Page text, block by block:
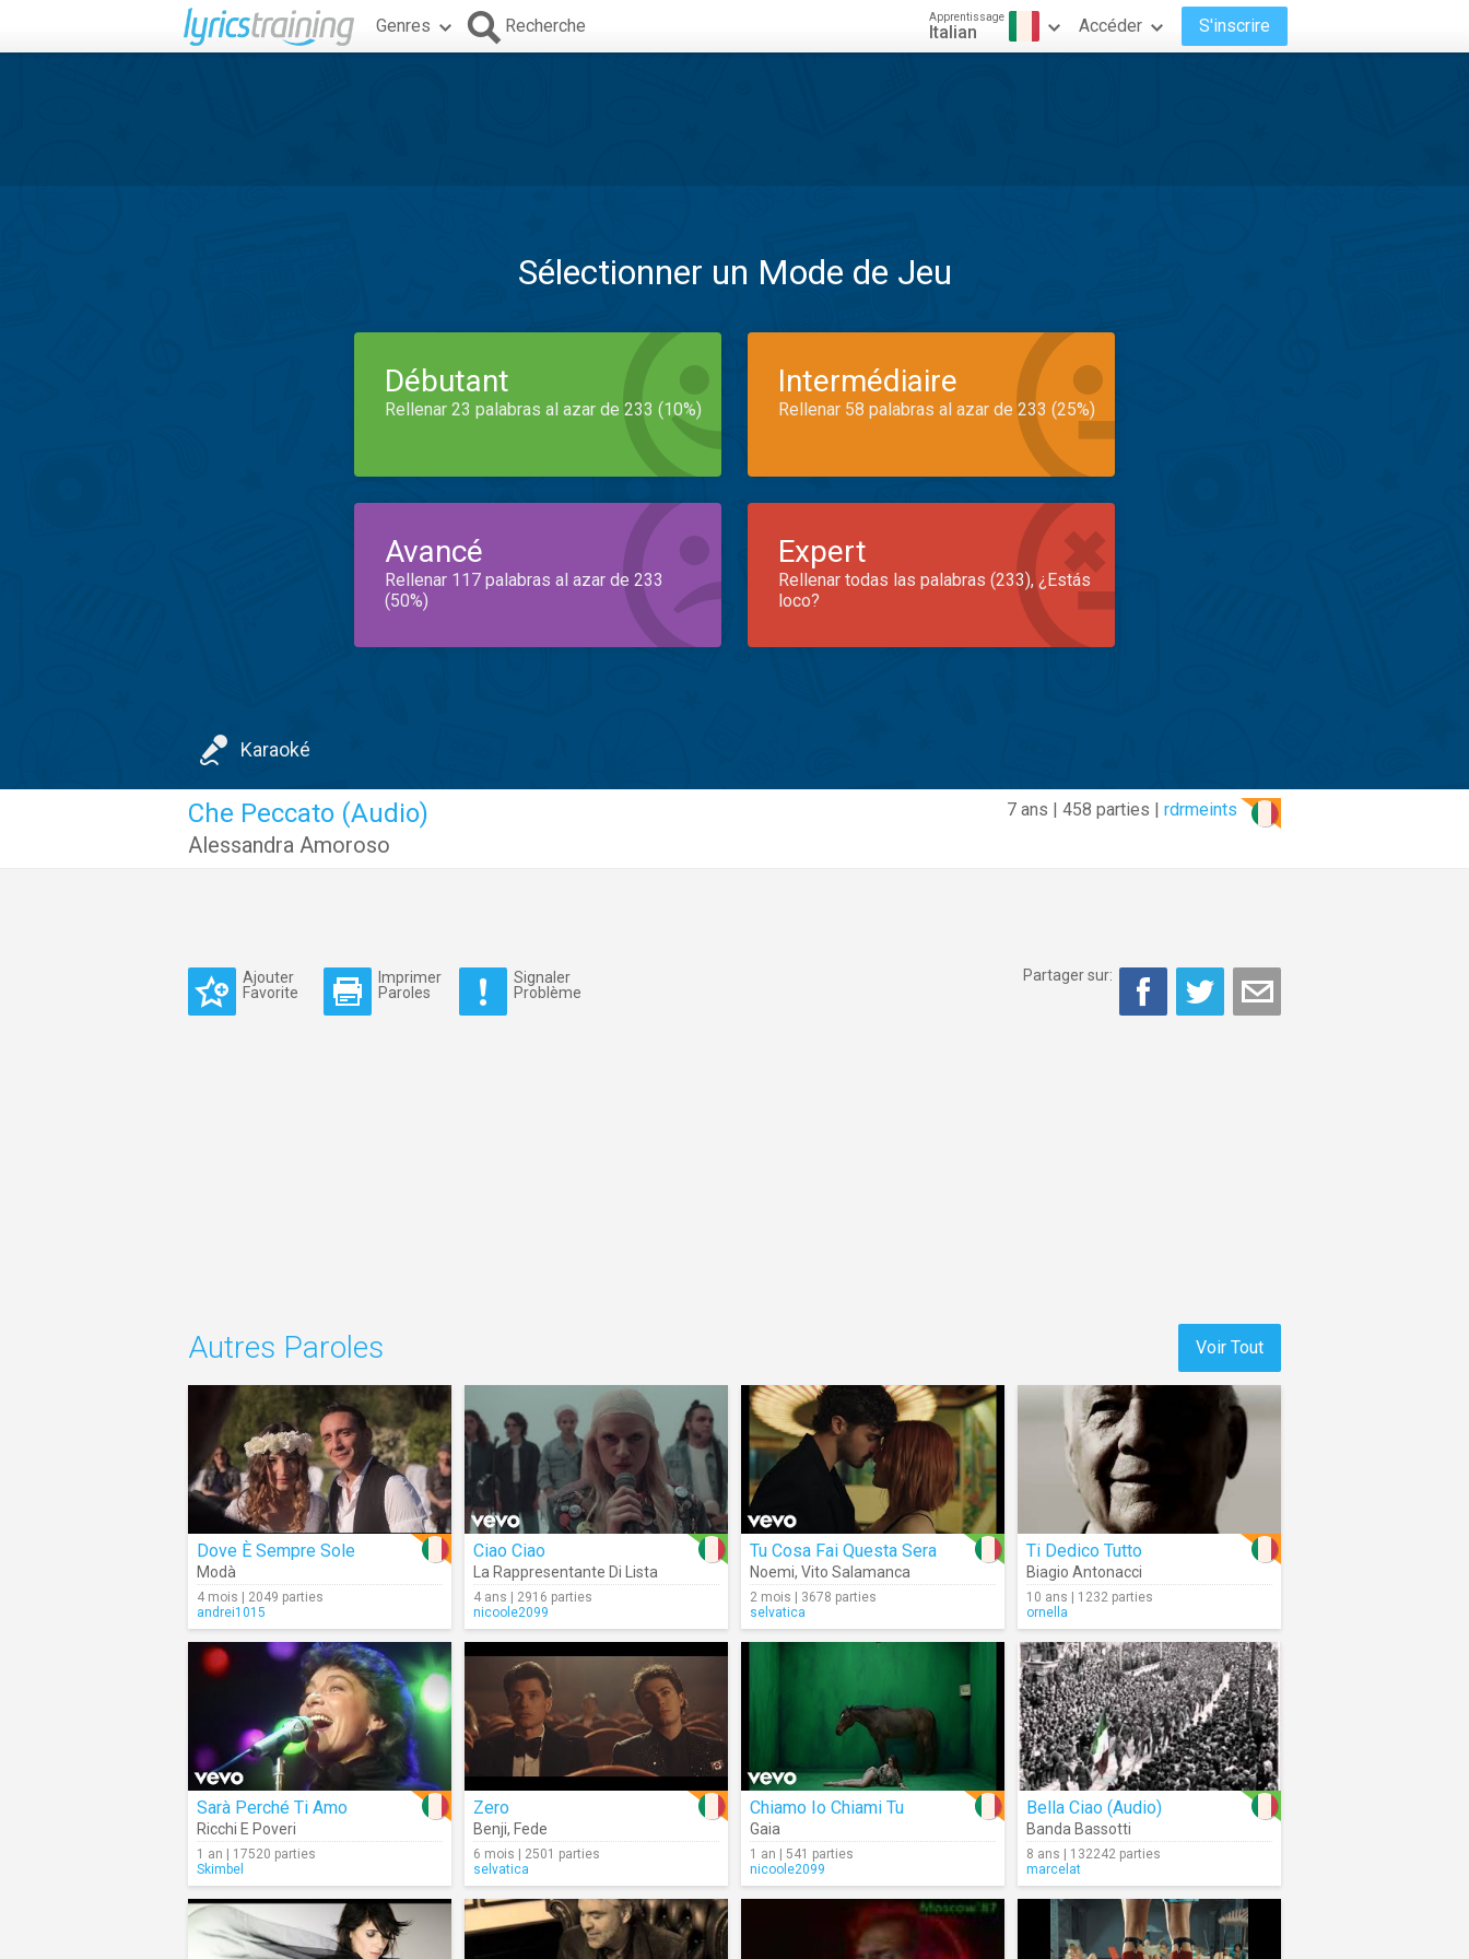
Genres Recherche Apprentissage
Italian Accéder S'inscrire
Sélectionner un Mode de Jeu
Débutant
Rellenar 23 palabras al azar de 233 (10%)
Intermédiaire
Rellenar 58 palabras al azar de 233 (25%)
Avancé
Rellenar 117 palabras al azar de 233
(50%)
Expert
Rellenar todas las palabras (233), ¿Estás
loco?
Karaoké
7 ans | 458 parties | rdrmeints
Che Peccato (Audio)
Alessandra Amoroso
Ajouter
Favorite
Imprimer
Paroles
Signaler
Problème
Partager sur:
Voir Tout
Autres Paroles
Dove È Sempre Sole
Modà
4 mois | 2049 parties
andrei1015
Ciao Ciao
La Rappresentante Di Lista
4 ans | 2916 parties
nicoole2099
Tu Cosa Fai Questa Sera
Noemi, Vito Salamanca
2 mois | 3678 parties
selvatica
Ti Dedico Tutto
Biagio Antonacci
10 ans | 1232 parties
ornella
Sarà Perché Ti Amo
Ricchi E Poveri
1 an | 17520 parties
Skimbel
Zero
Benji, Fede
6 mois | 2501 parties
selvatica
Chiamo Io Chiami Tu
Gaia
1 an | 541 parties
nicoole2099
Bella Ciao (Audio)
Banda Bassotti
8 ans | 132242 parties
marcelat